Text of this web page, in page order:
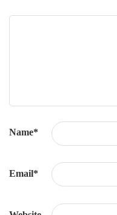
Name*
Email*